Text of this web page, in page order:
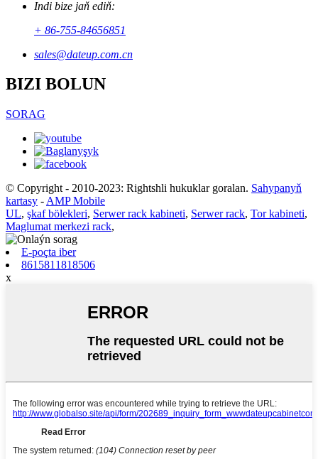
Indi bize jaň ediň:
+ 86-755-84656851
sales@dateup.com.cn
BIZI BOLUN
SORAG
© Copyright - 2010-2023: Rightshli hukuklar goralan. Sahypanyň
kartasy - AMP Mobile
UL, şkaf bölekleri, Serwer rack kabineti, Serwer rack, Tor kabineti,
Maglumat merkezi rack,
E-poçta iber
8615811818506
x